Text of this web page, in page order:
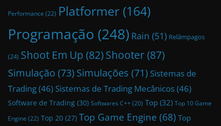
Performance (22) Platformer (164)
Programação (248) Rain (51) Relâmpagos
(24) Shoot Em Up (82)Shooter (87)
Simulação (73) Simulações (71) Sistemas de
Trading(46) Sistemas de Trading Mecânicos(46)
Software de Trading (30) Softwares C++ (20) Top (32) Top 10 Game
Engine (22) Top 20 (27) Top Game Engine (68) Top